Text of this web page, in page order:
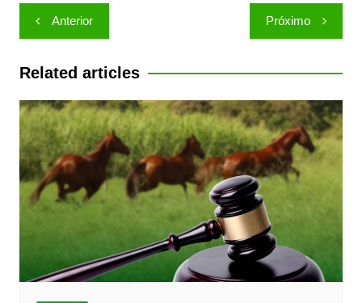
Navegação
de
Post
Anterior Próximo
Related articles